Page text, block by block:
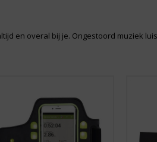
en overal bij je. Ongestoord muziek